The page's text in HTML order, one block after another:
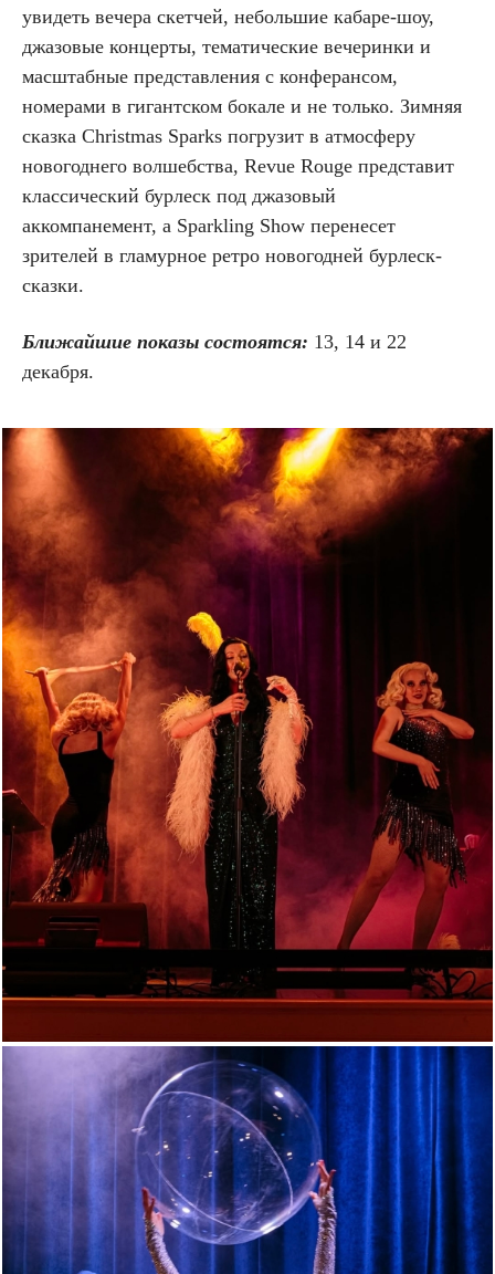
увидеть вечера скетчей, небольшие кабаре-шоу,
джазовые концерты, тематические вечеринки и
масштабные представления с конферансом,
номерами в гигантском бокале и не только. Зимняя
сказка Christmas Sparks погрузит в атмосферу
новогоднего волшебства, Revue Rouge представит
классический бурлеск под джазовый
аккомпанемент, а Sparkling Show перенесет
зрителей в гламурное ретро новогодней бурлеск-
сказки.
Ближайшие показы состоятся: 13, 14 и 22
декабря.